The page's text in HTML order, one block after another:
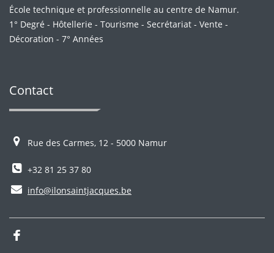
École technique et professionnelle au centre de Namur.
1° Degré - Hôtellerie - Tourisme - Secrétariat - Vente -
Décoration - 7° Années
Contact
Rue des Carmes, 12 - 5000 Namur
+32 81 25 37 80
info@ilonsaintjacques.be